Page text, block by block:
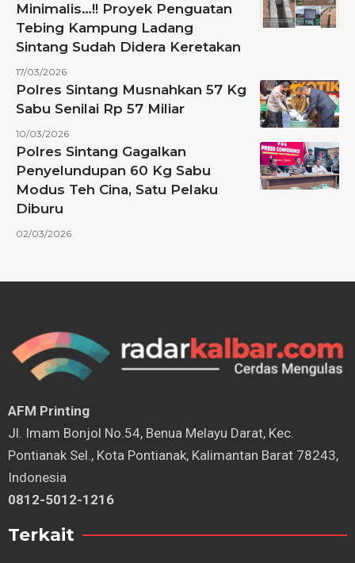
Minimalis…!! Proyek Penguatan
Tebing Kampung Ladang
Sintang Sudah Didera Keretakan
17/03/2026
Polres Sintang Musnahkan 57 Kg
Sabu Senilai Rp 57 Miliar
10/03/2026
Polres Sintang Gagalkan
Penyelundupan 60 Kg Sabu
Modus Teh Cina, Satu Pelaku
Diburu
02/03/2026
AFM Printing
⁠Jl. Imam Bonjol No.54, Benua Melayu Darat, Kec.
Pontianak Sel., Kota Pontianak, Kalimantan Barat 78243,
Indonesia
0812-5012-1216
Terkait